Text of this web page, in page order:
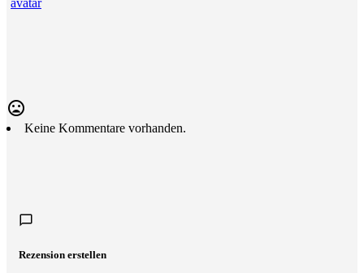
Keine Kommentare vorhanden.
Rezension erstellen